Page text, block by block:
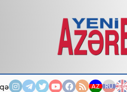
AZ RU EN